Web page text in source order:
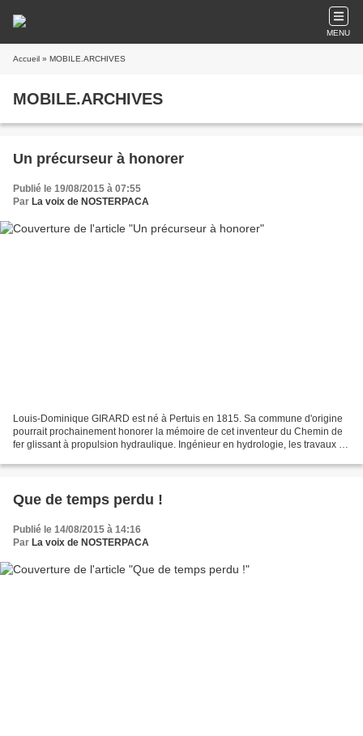
MENU
Accueil » MOBILE.ARCHIVES
MOBILE.ARCHIVES
Un précurseur à honorer
Publié le 19/08/2015 à 07:55
Par La voix de NOSTERPACA
Louis-Dominique GIRARD est né à Pertuis en 1815. Sa commune d'origine
pourrait prochainement honorer la mémoire de cet inventeur du Chemin de
fer glissant à propulsion hydraulique. Ingénieur en hydrologie, les travaux de
Que de temps perdu !
Publié le 14/08/2015 à 14:16
Par La voix de NOSTERPACA